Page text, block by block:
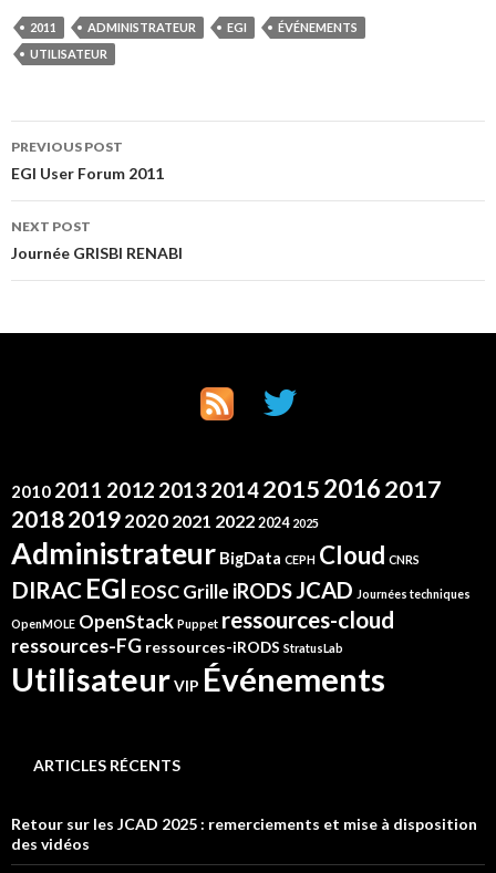
2011 ADMINISTRATEUR EGI
ÉVÉNEMENTS
UTILISATEUR
Post
navigation
PREVIOUS POST
EGI User Forum 2011
NEXT POST
Journée GRISBI RENABI
2010 2011 2012 20132014201520162017
20182019 2020 2021 2022 2024 2025
Administrateur BigData CEPH Cloud CNRS
DIRAC EGI EOSC Grille iRODSJCAD Journées techniques
OpenMOLE OpenStack Puppet ressources-cloud
ressources-FG ressources-iRODS StratusLab
UtilisateurVIP Événements
ARTICLES RÉCENTS
Retour sur les JCAD 2025 : remerciements et mise à disposition
des vidéos